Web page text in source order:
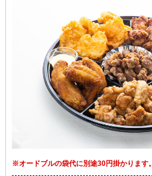
※オードブルの袋代に別途30円掛かります。